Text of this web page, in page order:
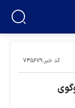
کد خبر:۷۴۵۶۷۹